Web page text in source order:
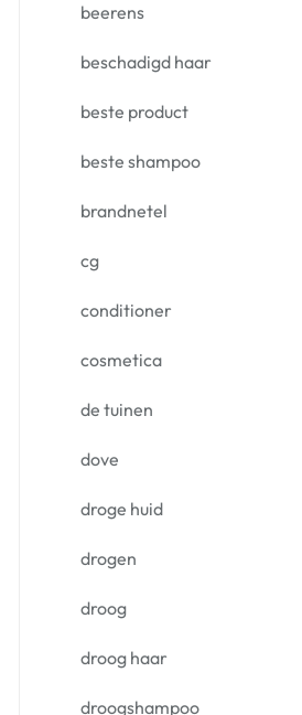
beerens
beschadigd haar
beste product
beste shampoo
brandnetel
cg
conditioner
cosmetica
de tuinen
dove
droge huid
drogen
droog
droog haar
droogshampoo